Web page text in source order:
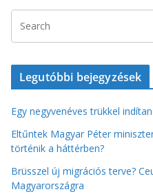
Legutóbbi bejegyzések
Egy negyvenéves trükkel
Eltűntek Magyar Péter
történik a háttérben?
Brüsszel új migrációs terve?
Magyarországra